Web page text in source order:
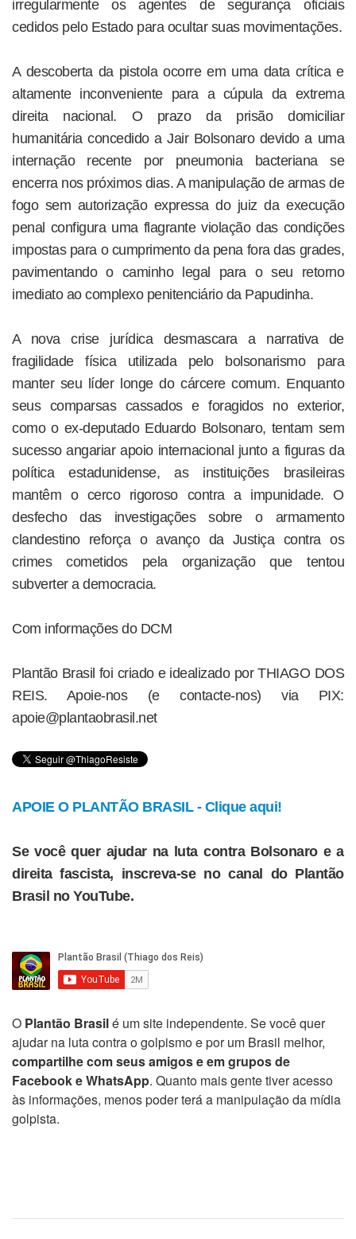
irregularmente os agentes de segurança oficiais
cedidos pelo Estado para ocultar suas movimentações.
A descoberta da pistola ocorre em uma data crítica e
altamente inconveniente para a cúpula da extrema
direita nacional. O prazo da prisão domiciliar
humanitária concedido a Jair Bolsonaro devido a uma
internação recente por pneumonia bacteriana se
encerra nos próximos dias. A manipulação de armas de
fogo sem autorização expressa do juiz da execução
penal configura uma flagrante violação das condições
impostas para o cumprimento da pena fora das grades,
pavimentando o caminho legal para o seu retorno
imediato ao complexo penitenciário da Papudinha.
A nova crise jurídica desmascara a narrativa de
fragilidade física utilizada pelo bolsonarismo para
manter seu líder longe do cárcere comum. Enquanto
seus comparsas cassados e foragidos no exterior,
como o ex-deputado Eduardo Bolsonaro, tentam sem
sucesso angariar apoio internacional junto a figuras da
política estadunidense, as instituições brasileiras
mantêm o cerco rigoroso contra a impunidade. O
desfecho das investigações sobre o armamento
clandestino reforça o avanço da Justiça contra os
crimes cometidos pela organização que tentou
subverter a democracia.
Com informações do DCM
Plantão Brasil foi criado e idealizado por THIAGO DOS
REIS. Apoie-nos (e contacte-nos) via PIX:
apoie@plantaobrasil.net
APOIE O PLANTÃO BRASIL - Clique aqui!
Se você quer ajudar na luta contra Bolsonaro e a
direita fascista, inscreva-se no canal do Plantão
Brasil no YouTube.
O Plantão Brasilé um site independente. Se você quer
ajudar na luta contra o golpismo e por um Brasil melhor,
compartilhe com seus amigos e em grupos de
Facebook e WhatsApp. Quanto mais gente tiver acesso
às informações, menos poder terá a manipulação da mídia
golpista.